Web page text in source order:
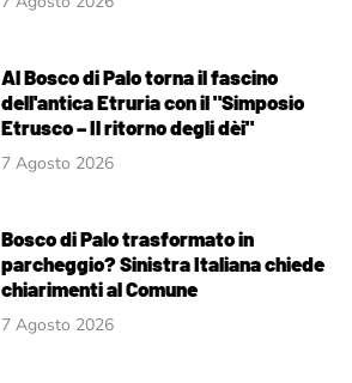
Al Bosco di Palo torna il fascino
dell'antica Etruria con il "Simposio
Etrusco – Il ritorno degli dèi"
7 Agosto 2026
Bosco di Palo trasformato in
parcheggio? Sinistra Italiana chiede
chiarimenti al Comune
7 Agosto 2026